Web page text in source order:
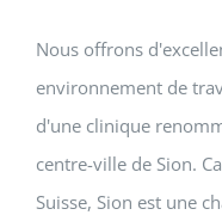
Nous offrons
environnement de
d'une clinique
centre-ville de Sion.
Suisse, Sion est une